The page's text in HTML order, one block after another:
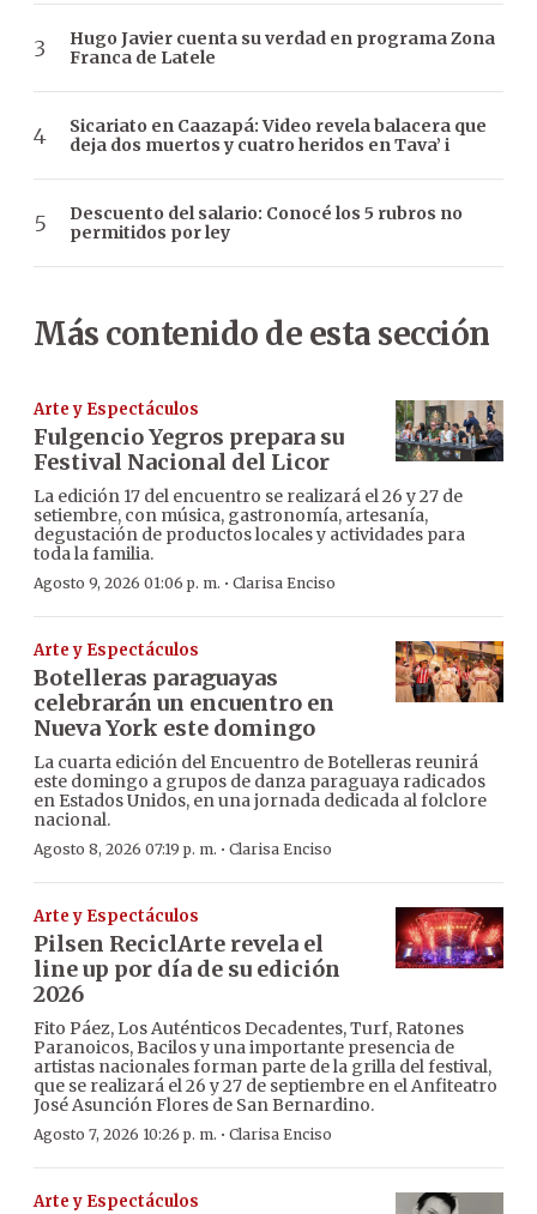
Hugo Javier cuenta su verdad en programa Zona
Franca de Latele
Sicariato en Caazapá: Video revela balacera que
deja dos muertos y cuatro heridos en Tava’ i
Descuento del salario: Conocé los 5 rubros no
permitidos por ley
Más contenido de esta sección
Arte y Espectáculos
Fulgencio Yegros prepara su
Festival Nacional del Licor
La edición 17 del encuentro se realizará el 26 y 27 de
setiembre, con música, gastronomía, artesanía,
degustación de productos locales y actividades para
toda la familia.
Agosto 9, 2026 01:06 p. m. · Clarisa Enciso
Arte y Espectáculos
Botelleras paraguayas
celebrarán un encuentro en
Nueva York este domingo
La cuarta edición del Encuentro de Botelleras reunirá
este domingo a grupos de danza paraguaya radicados
en Estados Unidos, en una jornada dedicada al folclore
nacional.
Agosto 8, 2026 07:19 p. m. · Clarisa Enciso
Arte y Espectáculos
Pilsen ReciclArte revela el
line up por día de su edición
2026
Fito Páez, Los Auténticos Decadentes, Turf, Ratones
Paranoicos, Bacilos y una importante presencia de
artistas nacionales forman parte de la grilla del festival,
que se realizará el 26 y 27 de septiembre en el Anfiteatro
José Asunción Flores de San Bernardino.
Agosto 7, 2026 10:26 p. m. · Clarisa Enciso
Arte y Espectáculos